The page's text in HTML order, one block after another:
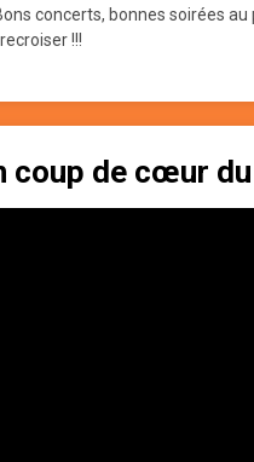
concerts, bonnes soirées au
!!!
coup de cœur